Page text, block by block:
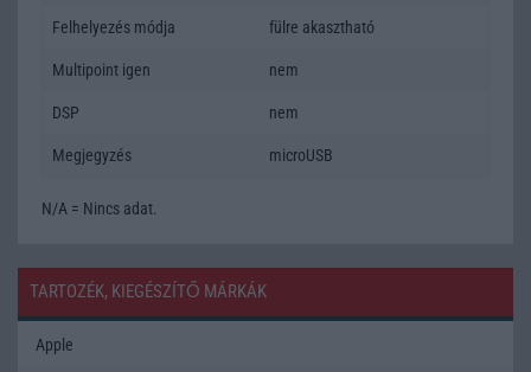
Felhelyezés módja fülre akasztható
Multipoint igen nem
DSP nem
Megjegyzés microUSB
N/A = Nincs adat.
TARTOZÉK, KIEGÉSZÍTŐ MÁRKÁK
Apple